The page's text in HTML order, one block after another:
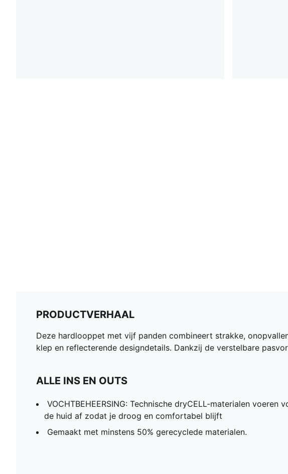
PRODUCTVERHAAL
Deze hardlooppet met vijf panden combineert strakke,
klep en reflecterende designdetails. Dankzij de verstelbare
ALLE INS EN OUTS
VOCHTBEHEERSING: Technische dryCELL-materialen voeren
de huid af zodat je droog en comfortabel blijft
Gemaakt met minstens 50% gerecyclede materialen.